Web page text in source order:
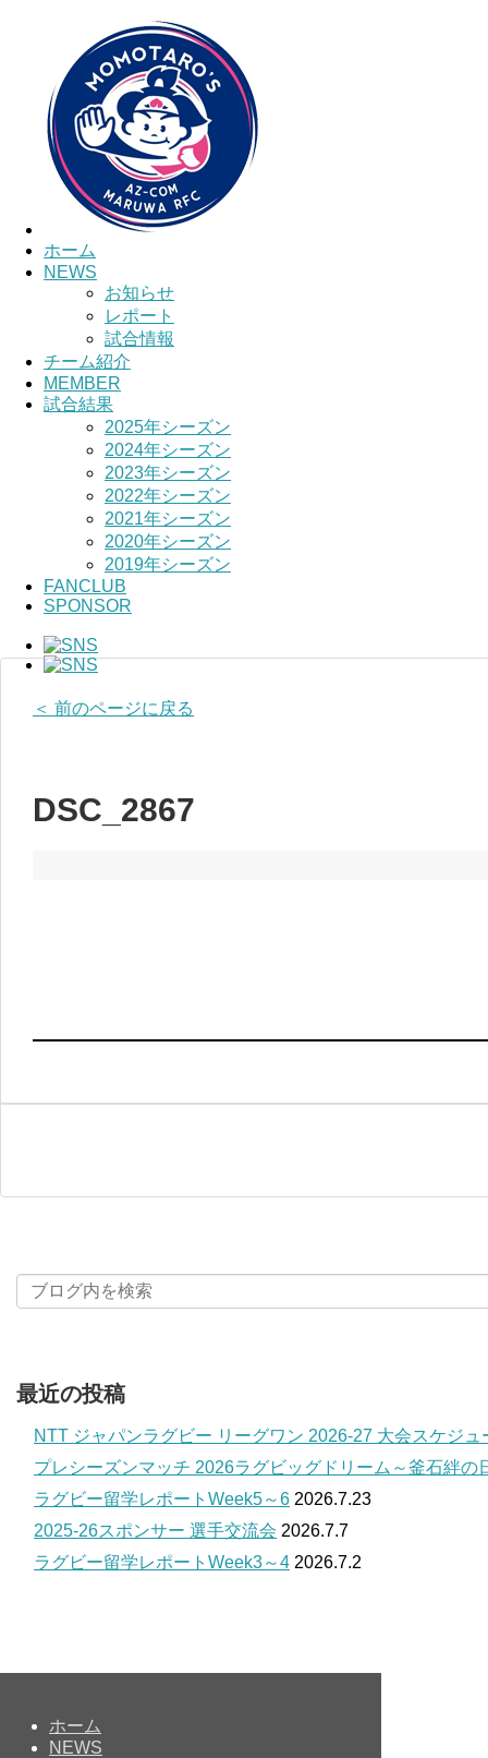
ホーム
NEWS
お知らせ
レポート
試合情報
チーム紹介
MEMBER
試合結果
2025年シーズン
2024年シーズン
2023年シーズン
2022年シーズン
2021年シーズン
2020年シーズン
2019年シーズン
FANCLUB
SPONSOR
＜ 前のページに戻る
DSC_2867
最近の投稿
NTT ジャパンラグビー リーグワン 2026-27 大会スケジュ
プレシーズンマッチ 2026ラグビッグドリーム～釜石絆の
ラグビー留学レポートWeek5～6 2026.7.23
2025-26スポンサー 選手交流会 2026.7.7
ラグビー留学レポートWeek3～4 2026.7.2
ホーム
NEWS